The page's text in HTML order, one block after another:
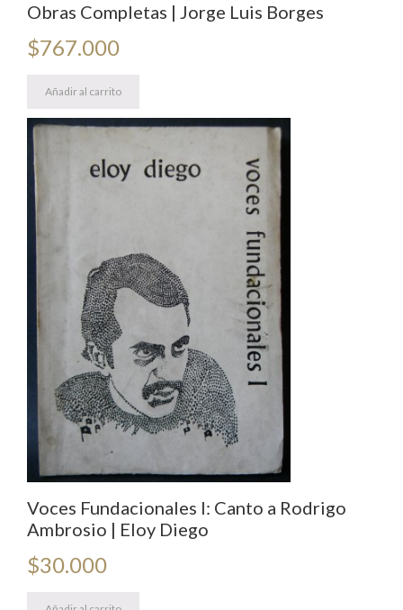
Obras Completas | Jorge Luis Borges
$767.000
Añadir al carrito
Voces Fundacionales I: Canto a Rodrigo
Ambrosio | Eloy Diego
$30.000